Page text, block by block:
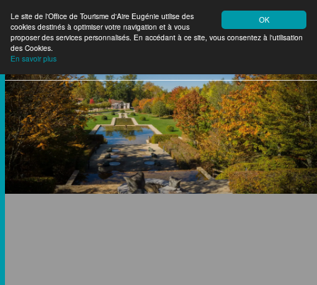
OK
Le site de l'Office de Tourisme d'Aire Eugénie utilise des
cookies destinés à optimiser votre navigation et à vous
proposer des services personnalisés. En accédant à ce site, vous consentez à l'utilisation
des Cookies.
En savoir plus
TourismeAire Eugénie